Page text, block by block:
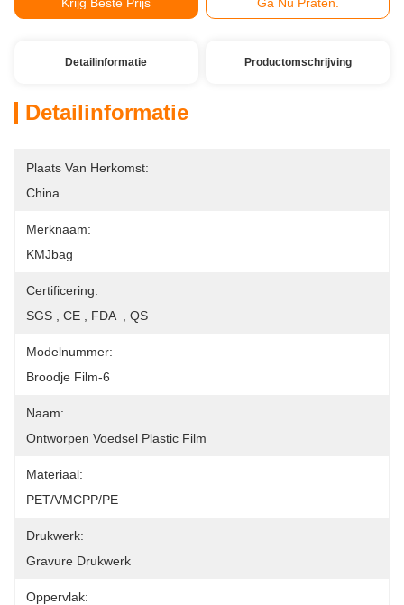
Detailinformatie Productomschrijving
Detailinformatie
Plaats Van Herkomst:
China
Merknaam:
KMJbag
Certificering:
SGS , CE , FDA  , QS
Modelnummer:
Broodje Film-6
Naam:
Ontworpen Voedsel Plastic Film
Materiaal:
PET/VMCPP/PE
Drukwerk:
Gravure Drukwerk
Oppervlak: